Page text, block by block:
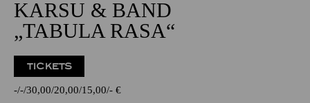
KARSU & BAND
„TABULA RASA“
TICKETS
- - 30,00 20,00 15,00 - €